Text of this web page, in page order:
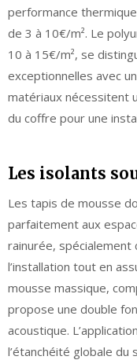
performance
de 3 à 10€/m². Le
10 à 15€/m², se
exceptionnelles avec
matériaux nécessitent
du coffre pour une
Les isolants
Les tapis de mousse
parfaitement aux
rainurée, spécialement
l’installation tout en
mousse massique,
propose une double
acoustique.
l’étanchéité globale